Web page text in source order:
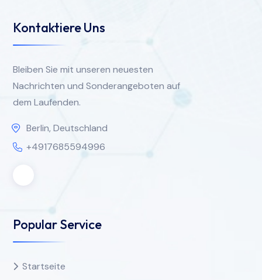
Kontaktiere Uns
Bleiben Sie mit unseren neuesten
Nachrichten und Sonderangeboten auf
dem Laufenden.
Berlin, Deutschland
+4917685594996
Popular Service
Startseite